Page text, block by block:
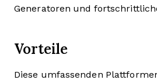
Generatoren und
Vorteile
Diese umfassenden